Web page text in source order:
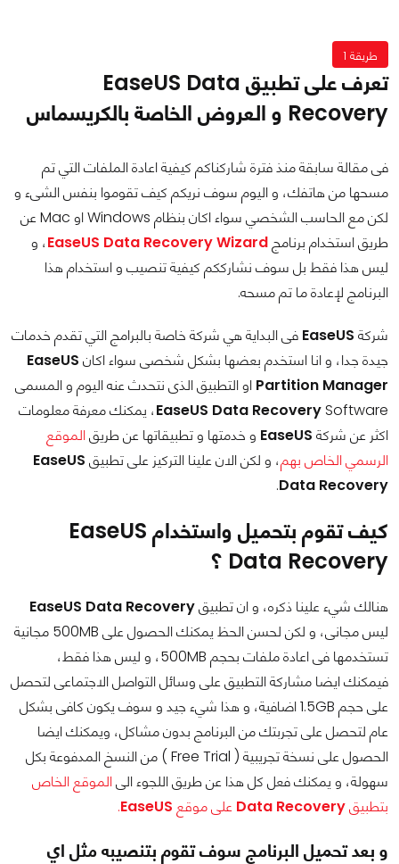
طريقة 1
تعرف على تطبيق EaseUS Data
Recovery و العروض الخاصة بالكريسماس
فى مقالة سابقة منذ فترة شاركناكم كيفية اعادة الملفات التي تم
مسحها من هاتفك، و اليوم سوف نريكم كيف تقوموا بنفس الشىء و
لكن مع الحاسب الشخصي سواء اكان بنظام Windows او Mac عن
طريق استخدام برنامجEaseUS Data Recovery Wizard، و
ليس هذا فقط بل سوف نشارككم كيفية تنصيب و استخدام هذا
البرنامج لإعادة ما تم مسحه.
شركة EaseUS فى البداية هي شركة خاصة بالبرامج التي تقدم خدمات
جيدة جدا، و انا استخدم بعضها بشكل شخصى سواء اكان EaseUS
Partition Manager او التطبيق الذى نتحدث عنه اليوم و المسمى
EaseUS Data RecoverySoftware، يمكنك معرفة معلومات
اكثر عن شركة EaseUS و خدمتها و تطبيقاتها عن طريقالموقع
الرسمي الخاص بهم، و لكن الان علينا التركيز على تطبيق EaseUS
Data Recovery
.
كيف تقوم بتحميل واستخدام EaseUS
Data Recovery ؟
هنالك شيء علينا ذكره، و ان تطبيقEaseUS Data Recovery
ليس مجانى، و لكن لحسن الحظ يمكنك الحصول على 500MB مجانية
تستخدمها فى اعادة ملفات بحجم 500MB، و ليس هذا فقط،
فيمكنك ايضا مشاركة التطبيق على وسائل التواصل الاجتماعى لتحصل
على حجم 1.5GB اضافية، و هذا شيء جيد و سوف يكون كافى بشكل
عام لتحصل على تجربتك من البرنامج بدون مشاكل، ويمكنك ايضا
الحصول على نسخة تجريبية ( Free Trial ) من النسخ المدفوعة بكل
سهولة، و يمكنك فعل كل هذا عن طريق اللجوء الىالموقع الخاص
بتطبيقData Recovery على موقع EaseUS
.
و بعد تحميل البرنامج سوف تقوم بتنصيبه مثل اي